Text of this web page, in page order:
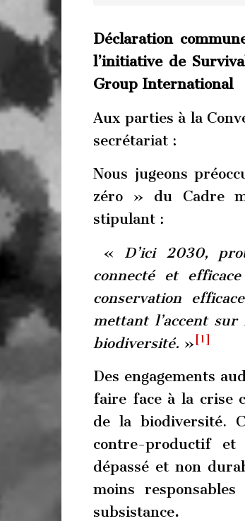
Déclaration
l’initiative de
Group International
Aux parties à la
secrétariat :
Nous jugeons
zéro » du Cadre
stipulant :
«
D’ici 2030,
connecté et
conservation
mettant l’accent
biodiversité. » [1]
Des engagements
faire face à la crise
de la biodiversité.
contre-productif
dépassé et non
moins
subsistance.